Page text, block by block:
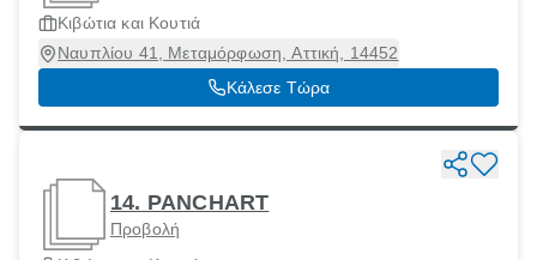
Κιβώτια και Κουτιά
Ναυπλίου 41, Μεταμόρφωση, Αττική, 14452
Κάλεσε Τώρα
14. PANCHART
Προβολή